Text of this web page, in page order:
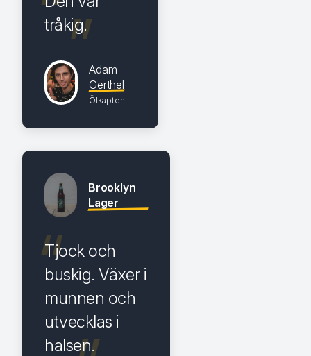
tråkig.
Adam
Gerthel
Ölkapten
Brooklyn
Lager
Tjock och
buskig. Växer i
munnen och
utvecklas i
halsen.